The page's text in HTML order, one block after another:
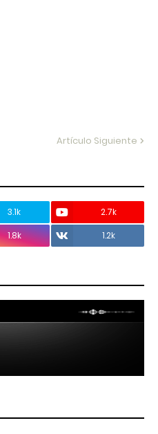
Artículo Siguiente
3.1k
2.7k
1.8k 1.2k